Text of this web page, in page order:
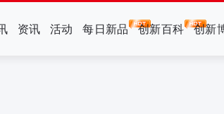
资讯 活动 每日新品 创新百科 创新